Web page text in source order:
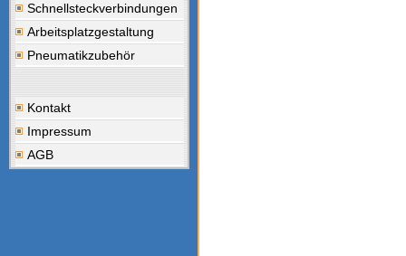
Schnellsteckverbindungen
Arbeitsplatzgestaltung
Pneumatikzubehör
Kontakt
Impressum
AGB